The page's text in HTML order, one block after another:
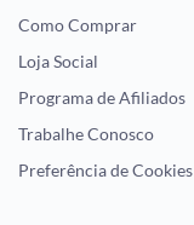
Como Comprar
Loja Social
Programa de Afiliados
Trabalhe Conosco
Preferência de Cookies